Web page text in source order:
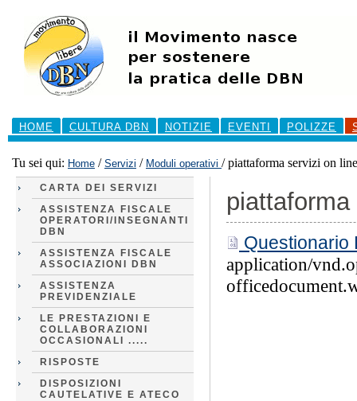
contenuti.
navigazione
Sezioni
HOME
CULTURA DBN NOTIZIE EVENTI POLIZZE
Tu sei qui: Home / Servizi / Moduli operativi /piattaforma servizi on line
CARTA DEI SERVIZI
ASSISTENZA FISCALE
OPERATORI/INSEGNANTI
DBN
ASSISTENZA FISCALE
ASSOCIAZIONI DBN
ASSISTENZA
PREVIDENZIALE
LE PRESTAZIONI E
COLLABORAZIONI
OCCASIONALI .....
RISPOSTE
DISPOSIZIONI
CAUTELATIVE E ATECO
Questionario
application/